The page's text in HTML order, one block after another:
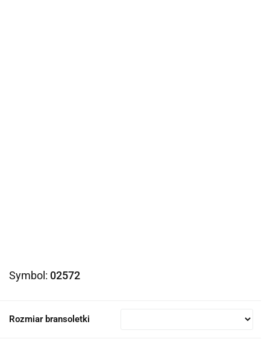
Symbol: 02572
Rozmiar bransoletki